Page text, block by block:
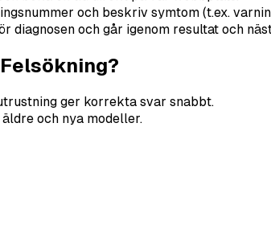
och beskriv symtom (t.ex.
diagnosen och går igenom resultat och
ger korrekta svar snabbt.
och nya modeller.